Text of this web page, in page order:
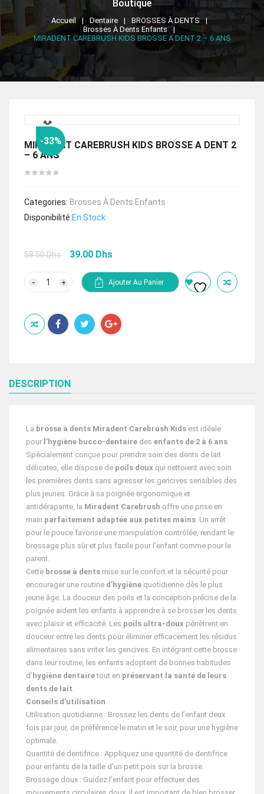
Boutique
Accueil Dentaire
BROSSES À DENTS
Brosses À Dents Enfants
MIRADENT CAREBRUSH KIDS BROSSE A DENT 2 – 6 ANS
-33%
MIRADENT CAREBRUSH KIDS BROSSE A DENT 2
– 6 ANS
Categories: Brosses À Dents Enfants
Disponibilité:En Stock
58.50Dhs
Le
initial
était :
39.00 Dhs
est :
KIDS
BROSSE
A
Ajouter Au Panier
DESCRIPTION
La brosse à dents Miradent Carebrush Kids est idéale
pour l’hygiène bucco-dentaire des enfants de 2 à 6 ans.
Spécialement conçue pour prendre soin des dents de lait
délicates, elle dispose de poils doux qui nettoient avec soin
les premières dents sans agresser les gencives sensibles des
plus jeunes. Grâce à sa poignée ergonomique et
antidérapante, la Miradent Carebrush offre une prise en
main parfaitement adaptée aux petites mains. Un arrêt
pour le pouce favorise une manipulation contrôlée, rendant le
brossage plus sûr et plus facile pour l’enfant comme pour le
parent.
Cette brosse à dents mise sur le confort et la sécurité pour
encourager une routine d’hygiène quotidienne dès le plus
jeune âge. La douceur des poils et la conception précise de la
poignée aident les enfants à apprendre à se brosser les dents
avec plaisir et efficacité. Les poils ultra-doux pénètrent en
douceur entre les dents pour éliminer efficacement les résidus
alimentaires sans irriter les gencives. En intégrant cette brosse
dans leur routine, les enfants adoptent de bonnes habitudes
d’ hygiène dentairetout en préservant la santé de leurs
dents de lait.
Conseils d’utilisation
Utilisation quotidienne : Brossez les dents de l’enfant deux
fois par jour, de préférence le matin et le soir, pour une hygiène
optimale.
Quantité de dentifrice : Appliquez une quantité de dentifrice
pour enfants de la taille d’un petit pois sur la brosse.
Brossage doux : Guidez l’enfant pour effectuer des